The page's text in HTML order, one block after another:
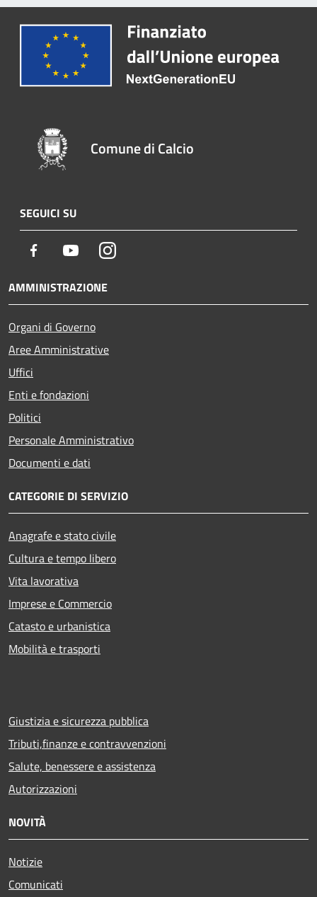
Comune di Calcio
SEGUICI SU
Facebook YoutubeInstagram
AMMINISTRAZIONE
Organi di Governo
Aree Amministrative
Uffici
Enti e fondazioni
Politici
Personale Amministrativo
Documenti e dati
CATEGORIE DI SERVIZIO
Anagrafe e stato civile
Cultura e tempo libero
Vita lavorativa
Imprese e Commercio
Catasto e urbanistica
Mobilità e trasporti
Giustizia e sicurezza pubblica
Tributi,finanze e contravvenzioni
Salute, benessere e assistenza
Autorizzazioni
NOVITÀ
Notizie
Comunicati